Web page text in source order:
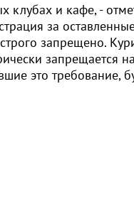
клубах и кафе, -
за
строго запрещено.
запрещается
это требование,